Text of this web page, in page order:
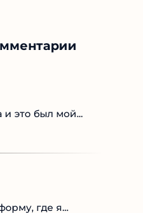
это был мой...
где я...